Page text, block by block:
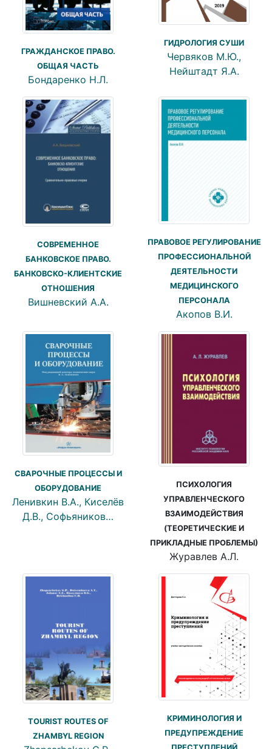
ГРАЖДАНСКОЕ ПРАВО.
ОБЩАЯ ЧАСТЬ
Бондаренко Н.Л.
ГИДРОЛОГИЯ СУШИ
Червяков М.Ю.,
Нейштадт Я.А.
СОВРЕМЕННОЕ
БАНКОВСКОЕ ПРАВО.
БАНКОВСКО-КЛИЕНТСКИЕ
ОТНОШЕНИЯ
Вишневский А.А.
ПРАВОВОЕ РЕГУЛИРОВАНИЕ
ПРОФЕССИОНАЛЬНОЙ
ДЕЯТЕЛЬНОСТИ
МЕДИЦИНСКОГО
ПЕРСОНАЛА
Акопов В.И.
СВАРОЧНЫЕ ПРОЦЕССЫ И
ОБОРУДОВАНИЕ
Ленивкин В.А., Киселёв
Д.В., Софьяников…
ПСИХОЛОГИЯ
УПРАВЛЕНЧЕСКОГО
ВЗАИМОДЕЙСТВИЯ
(ТЕОРЕТИЧЕСКИЕ И
ПРИКЛАДНЫЕ ПРОБЛЕМЫ)
Журавлев А.Л.
ТOURIST ROUTES OF
ZHAMBYL REGION
КРИМИНОЛОГИЯ И
ПРЕДУПРЕЖДЕНИЕ